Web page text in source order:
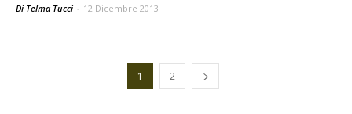
Di Telma Tucci - 12 Dicembre 2013
1 2